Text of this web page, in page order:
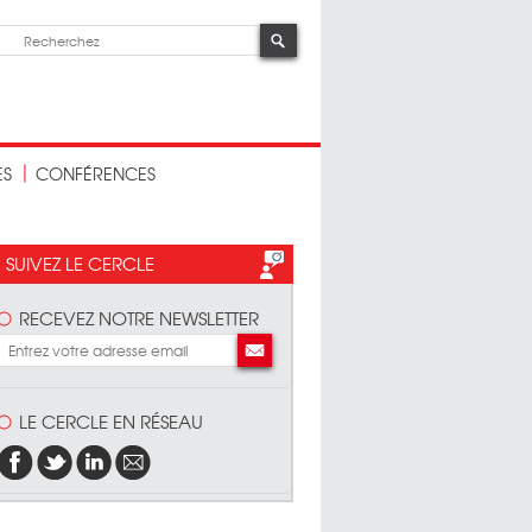
CONFÉRENCES
SUIVEZ LE CERCLE
RECEVEZ NOTRE NEWSLETTER
LE CERCLE EN RÉSEAU